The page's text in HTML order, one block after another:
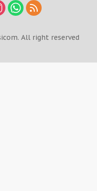
All right reserved